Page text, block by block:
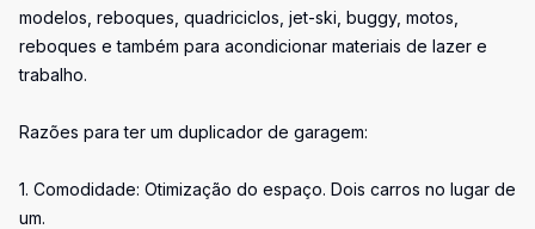
modelos, reboques, quadriciclos, jet-ski, buggy, motos,
reboques e também para acondicionar materiais de lazer e
trabalho.
Razões para ter um duplicador de garagem:
1. Comodidade: Otimização do espaço. Dois carros no lugar de
um.